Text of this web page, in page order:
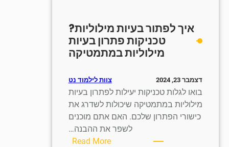
לפתרון
בעיות
קיצוניות
איך לפתור בעיות מילוליות?
טכניקות פתרון בעיות
מילוליות במתמטיקה
דצמבר 23, 2024 צוות לילמוד נט
בואו לגלות טכניקות יעילות לפתרון בעיות
מילוליות במתמטיקה שיכולות לשדרג את
כישורי הפתרון שלכם. האם אתם מוכנים
לשפר את ההבנה…
Read More